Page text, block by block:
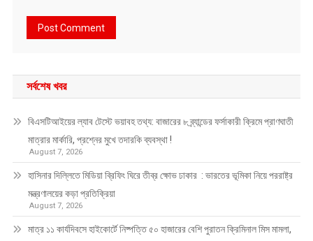
সর্বশেষ খবর
বিএসটিআইয়ের ল্যাব টেস্টে ভয়াবহ তথ্য: বাজারের ৮ ব্র্যান্ডের ফর্সাকারী ক্রিমে প্রাণঘাতী
মাত্রার মার্কারি, প্রশ্নের মুখে তদারকি ব্যবস্থা !
August 7, 2026
হাসিনার দিল্লিতে মিডিয়া ব্রিফিং ঘিরে তীব্র ক্ষোভ ঢাকার : ভারতের ভূমিকা নিয়ে পররাষ্ট্র
মন্ত্রণালয়ের কড়া প্রতিক্রিয়া
August 7, 2026
মাত্র ১১ কার্যদিবসে হাইকোর্টে নিষ্পত্তি ৫০ হাজারের বেশি পুরাতন ক্রিমিনাল মিস মামলা,